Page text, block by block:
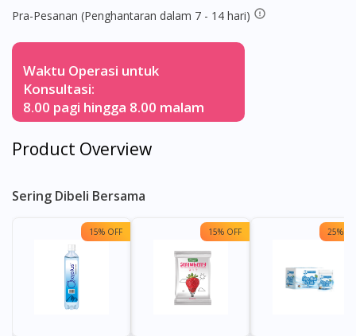
Pra-Pesanan (Penghantaran dalam 7 - 14 hari)
Waktu Operasi untuk
Konsultasi:
8.00 pagi hingga 8.00 malam
Product Overview
Sering Dibeli Bersama
15% OFF 15% OFF 25%